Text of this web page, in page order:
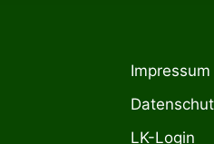
Impressum
LK-Login